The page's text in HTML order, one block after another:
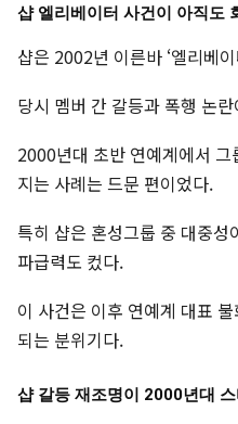
샵 엘리베이터 사건이 아직도
샵은 2002년 이른바 ‘엘리베
당시 멤버 간 갈등과 폭행 논
2000년대 초반 연예계에서
지는 사례는 드문 편이었다.
특히 샵은 혼성그룹 중 대중
파급력도 컸다.
이 사건은 이후 연예계 대표
되는 분위기다.
샵 갈등 재조명이 2000년대